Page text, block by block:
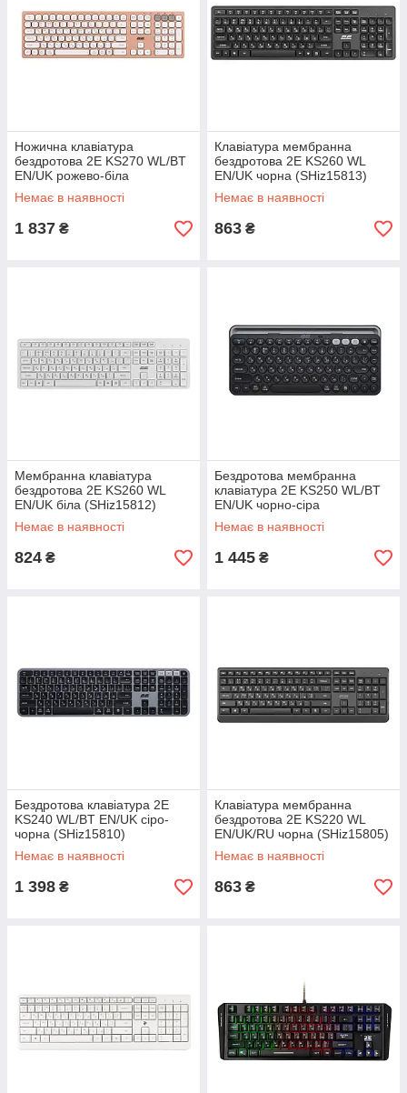
Ножична клавіатура
бездротова 2E KS270 WL/BT
EN/UK рожево-біла
(SHiz15814)
Немає в наявності
1 837 ₴
Клавіатура мембранна
бездротова 2E KS260 WL
EN/UK чорна (SHiz15813)
Немає в наявності
863 ₴
Мембранна клавіатура
бездротова 2E KS260 WL
EN/UK біла (SHiz15812)
Немає в наявності
824 ₴
Бездротова мембранна
клавіатура 2E KS250 WL/BT
EN/UK чорно-сіра
(SHiz15811)
Немає в наявності
1 445 ₴
Бездротова клавіатура 2E
KS240 WL/BT EN/UK сіро-
чорна (SHiz15810)
Немає в наявності
1 398 ₴
Клавіатура мембранна
бездротова 2E KS220 WL
EN/UK/RU чорна (SHiz15805)
Немає в наявності
863 ₴